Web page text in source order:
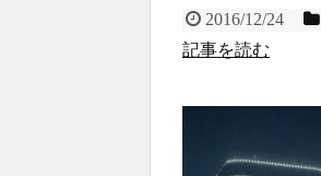
2016/12/24
記事を読む